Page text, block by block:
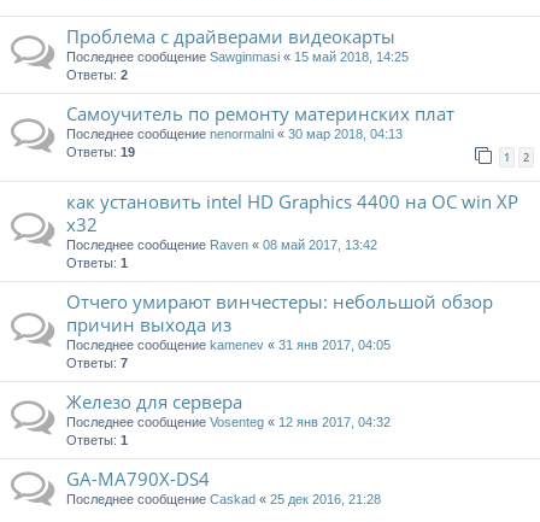
Проблема с драйверами видеокарты
Последнее сообщение Sawginmasi « 15 май 2018, 14:25
Ответы: 2
Самоучитель по ремонту материнских плат
Последнее сообщение nenormalni « 30 мар 2018, 04:13
Ответы: 19 1 2
как установить intel HD Graphics 4400 на ОС win XP
x32
Последнее сообщение Raven « 08 май 2017, 13:42
Ответы: 1
Отчего умирают винчестеры: небольшой обзор
причин выхода из
Последнее сообщение kamenev « 31 янв 2017, 04:05
Ответы: 7
Железо для сервера
Последнее сообщение Vosenteg « 12 янв 2017, 04:32
Ответы: 1
GA-MA790X-DS4
Последнее сообщение Caskad « 25 дек 2016, 21:28